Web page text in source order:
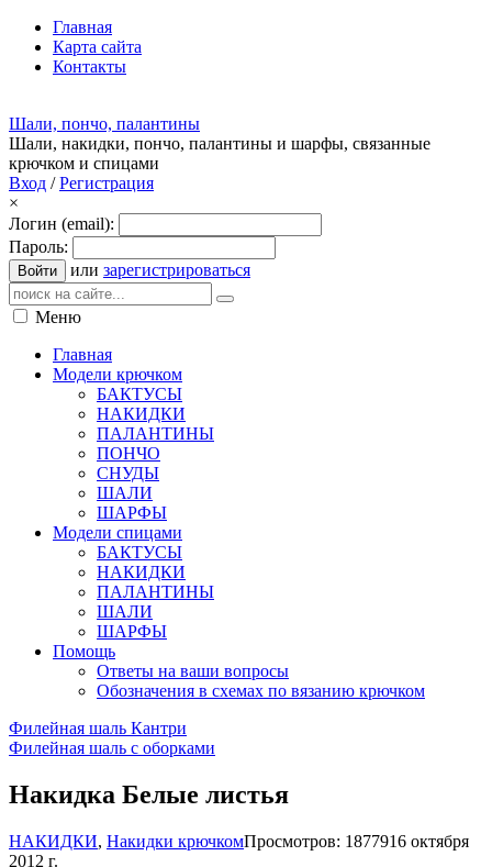
Главная
Карта сайта
Контакты
Шали, пончо, палантины
Шали, накидки, пончо, палантины и шарфы, связанные
крючком и спицами
Вход /Регистрация
×
Логин (email):
Пароль:
Войти или зарегистрироваться
Меню
Главная
Модели крючком
БАКТУСЫ
НАКИДКИ
ПАЛАНТИНЫ
ПОНЧО
СНУДЫ
ШАЛИ
ШАРФЫ
Модели спицами
БАКТУСЫ
НАКИДКИ
ПАЛАНТИНЫ
ШАЛИ
ШАРФЫ
Помощь
Ответы на ваши вопросы
Обозначения в схемах по вязанию крючком
Филейная шаль Кантри
Филейная шаль с оборками
Накидка Белые листья
НАКИДКИ, Накидки крючкомПросмотров: 1877916 октября
2012 г.